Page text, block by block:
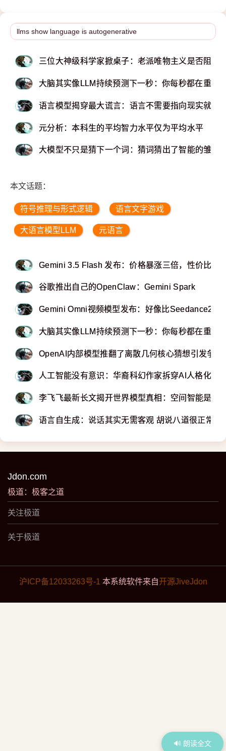
三位大神级科学家掀桌子：老派唯物主义是否阻碍
大脑其实像LLM持续预测下一秒：你每秒都在重新
语言模型揭穿最大谎言：语言不需要指向现实就能
元分析：本科生的平均智力水平仅为平均水平
大模型不只是猜下一个词：猜词猜出了智能的雏形
本文话题：
符号推理与形式逻辑 语言文字游戏
大语言模型LLM 元语言
Gemini 3.5 Flash 发布：价格暴涨三倍，性价比神
谷歌推出自己的OpenClaw：Gemini Spark
Gemini Omni视频模型发布：好像比Seedance2还
大脑其实像LLM持续预测下一秒：你每秒都在重新
OpenAI内部模型推翻了离散几何核心猜想引发争论
人工智能没有意识：华裔科幻作家拆穿AI人格化背
李飞飞最新长文揭开世界模型真相：空间智能是下
语言自生成：说话其实无需客观 胡说八道很正常
Jdon.com
极道：极客之道
关注极道
关于极道
沪ICP备12033263号-1 本系统软件来自开源JiveJdon
🔊 朗读全文